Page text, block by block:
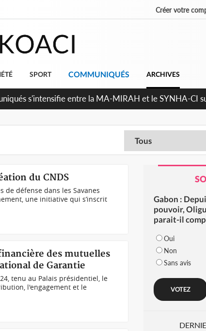
Créer votre
SPORT COMMUNIQUÉS ARCHIVES
pour un environnement démocratique plus apaisé
du CNDS
de défense dans les Savanes
une initiative qui s’inscrit
des mutuelles
de Garantie
tenu au Palais présidentiel, le
l'engagement et le
Gabon :
pouvoir,
parait-il
Oui
Non
Sans avis